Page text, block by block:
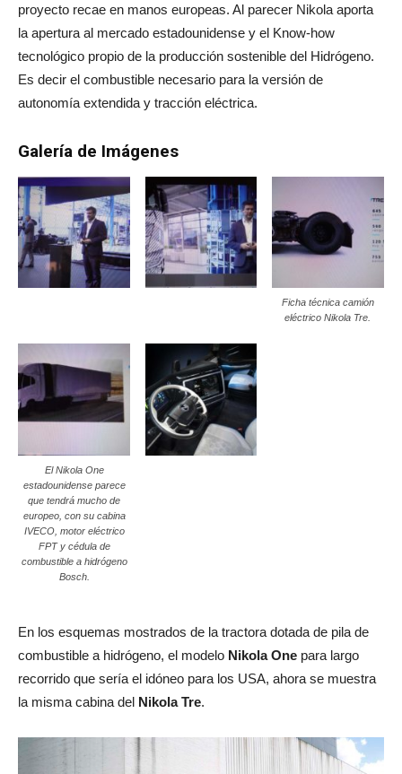
proyecto recae en manos europeas. Al parecer Nikola aporta
la apertura al mercado estadounidense y el Know-how
tecnológico propio de la producción sostenible del Hidrógeno.
Es decir el combustible necesario para la versión de
autonomía extendida y tracción eléctrica.
Galería de Imágenes
Ficha técnica camión
eléctrico Nikola Tre.
El Nikola One
estadounidense parece
que tendrá mucho de
europeo, con su cabina
IVECO, motor eléctrico
FPT y cédula de
combustible a hidrógeno
Bosch.
En los esquemas mostrados de la tractora dotada de pila de
combustible a hidrógeno, el modelo Nikola One para largo
recorrido que sería el idóneo para los USA, ahora se muestra
la misma cabina del Nikola Tre.